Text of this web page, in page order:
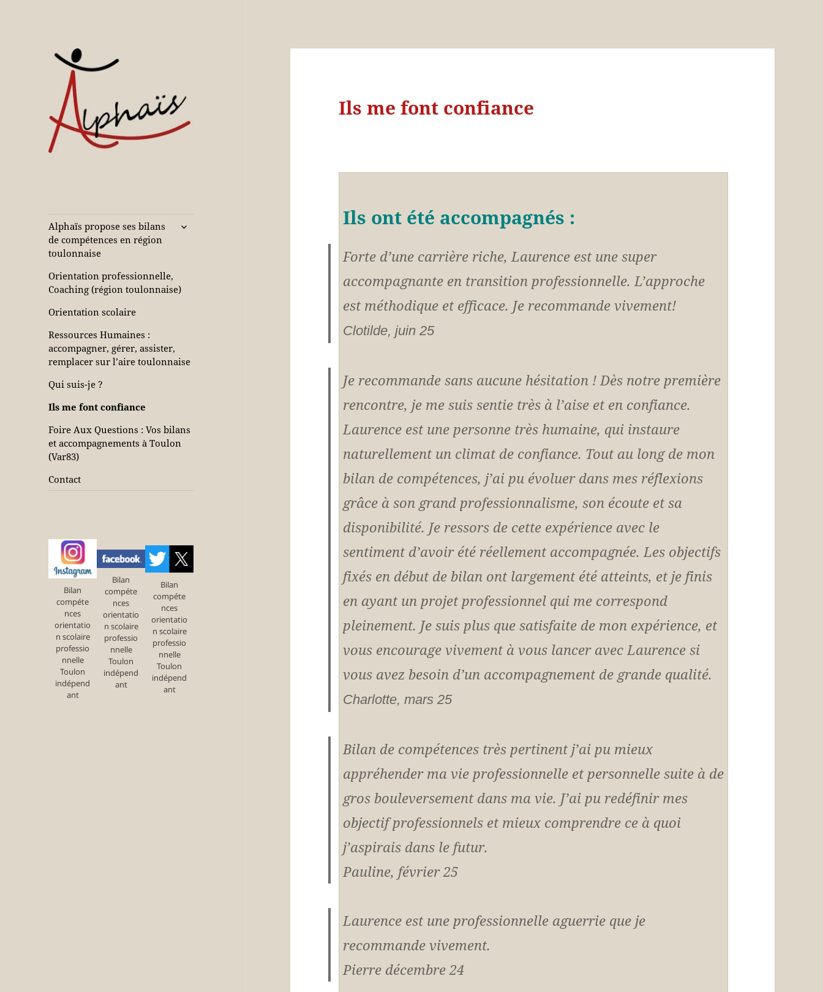
compétences et
orientations
adultes et jeunes
Alphaïs propose ses bilans
de compétences en région
toulonnaise
ouvrir
Orientation professionnelle,
Coaching (région toulonnaise)
Orientation scolaire
Ressources Humaines :
accompagner, gérer, assister,
remplacer sur l’aire toulonnaise
Qui suis-je ?
Ils me font confiance
Foire Aux Questions : Vos bilans
et accompagnements à Toulon
(Var83)
Contact
Bilan
compéte
nces
orientatio
n scolaire
professio
nnelle
Toulon
indépend
ant
Bilan
compéte
nces
orientatio
n scolaire
professio
nnelle
Toulon
indépend
ant
Bilan
compéte
nces
orientatio
n scolaire
professio
nnelle
Toulon
indépend
ant
Ils me font confiance
Ils ont été accompagnés :
Forte d’une carrière riche, Laurence est une super
accompagnante en transition professionnelle. L’approche
est méthodique et efficace. Je recommande vivement!
Clotilde, juin 25
Je recommande sans aucune hésitation ! Dès notre première
rencontre, je me suis sentie très à l’aise et en confiance.
Laurence est une personne très humaine, qui instaure
naturellement un climat de confiance. Tout au long de mon
bilan de compétences, j’ai pu évoluer dans mes réflexions
grâce à son grand professionnalisme, son écoute et sa
disponibilité. Je ressors de cette expérience avec le
sentiment d’avoir été réellement accompagnée. Les objectifs
fixés en début de bilan ont largement été atteints, et je finis
en ayant un projet professionnel qui me correspond
pleinement. Je suis plus que satisfaite de mon expérience, et
vous encourage vivement à vous lancer avec Laurence si
vous avez besoin d’un accompagnement de grande qualité.
Charlotte, mars 25
Bilan de compétences très pertinent j’ai pu mieux
appréhender ma vie professionnelle et personnelle suite à de
gros bouleversement dans ma vie. J’ai pu redéfinir mes
objectif professionnels et mieux comprendre ce à quoi
j’aspirais dans le futur.
Pauline, février 25
Laurence est une professionnelle aguerrie que je
recommande vivement.
Pierre décembre 24